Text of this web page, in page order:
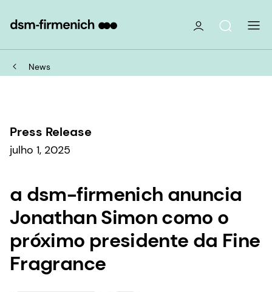
News
Press Release
julho 1, 2025
a dsm-firmenich anuncia
Jonathan Simon como o
próximo presidente da Fine
Fragrance